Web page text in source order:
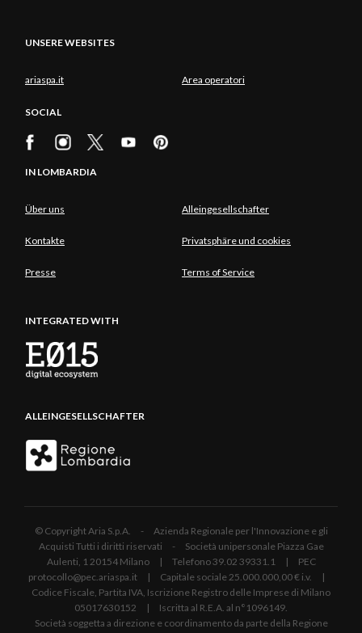
UNSERE WEBSITES
ariaspa.it Area operatori
SOCIAL
IN LOMBARDIA
Über uns Alleingesellschafter
Kontakte Privatsphäre und cookies
Presse Terms of Service
INTEGRATED WITH
ALLEINGESELLSCHAFTER
© Copyright Aria S.p.A. - Azienda Regionale per l'Innovazione e gli
Acquisti Tutti i diritti riservati - Società unipersonale Piazza Gae
Aulenti, 1 20154 Milano | Telefono 39.02 39331.1 | PEC
protocollo@pec.ariaspa.it | Capitale sociale 25.000.000,00 € i.v. |
Codice Fiscale, Partita IVA, Iscrizione Registro delle Imprese di Milano
05017630152 | Iscritta al R.E.A. al n°1096149.
Società soggetta a direzione e coordinamento da parte della Regione